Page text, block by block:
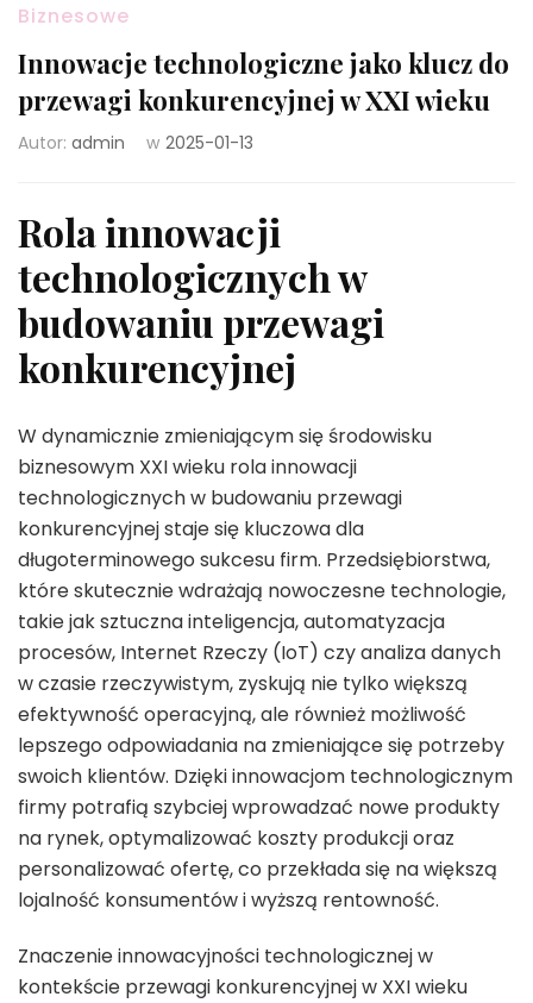
Biznesowe
Innowacje technologiczne jako klucz do
przewagi konkurencyjnej w XXI wieku
Autor: admin w 2025-01-13
Rola innowacji
technologicznych w
budowaniu przewagi
konkurencyjnej
W dynamicznie zmieniającym się środowisku
biznesowym XXI wieku rola innowacji
technologicznych w budowaniu przewagi
konkurencyjnej staje się kluczowa dla
długoterminowego sukcesu firm. Przedsiębiorstwa,
które skutecznie wdrażają nowoczesne technologie,
takie jak sztuczna inteligencja, automatyzacja
procesów, Internet Rzeczy (IoT) czy analiza danych
w czasie rzeczywistym, zyskują nie tylko większą
efektywność operacyjną, ale również możliwość
lepszego odpowiadania na zmieniające się potrzeby
swoich klientów. Dzięki innowacjom technologicznym
firmy potrafią szybciej wprowadzać nowe produkty
na rynek, optymalizować koszty produkcji oraz
personalizować ofertę, co przekłada się na większą
lojalność konsumentów i wyższą rentowność.
Znaczenie innowacyjności technologicznej w
kontekście przewagi konkurencyjnej w XXI wieku